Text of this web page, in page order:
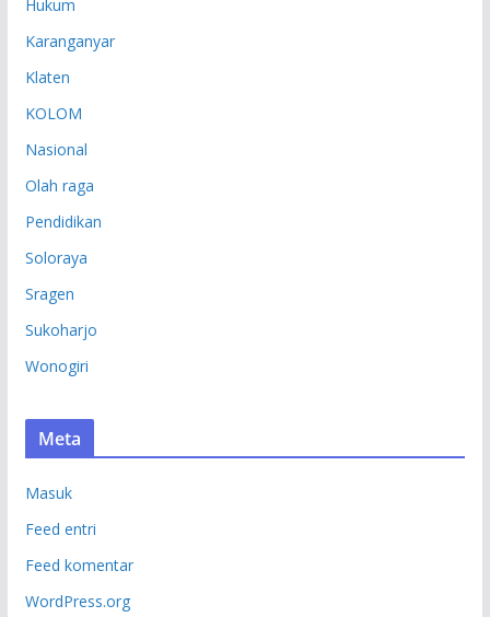
Hukum
Karanganyar
Klaten
KOLOM
Nasional
Olah raga
Pendidikan
Soloraya
Sragen
Sukoharjo
Wonogiri
Meta
Masuk
Feed entri
Feed komentar
WordPress.org